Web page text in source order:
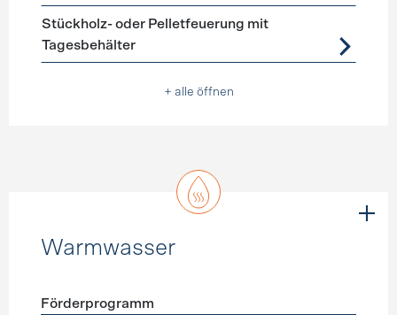
Stückholz- oder Pelletfeuerung mit
Tagesbehälter
+ alle öffnen
Warmwasser
Förderprogramm